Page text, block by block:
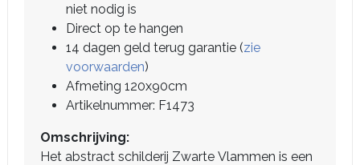
niet nodig is
Direct op te hangen
14 dagen geld terug garantie (zie
voorwaarden)
Afmeting 120x90cm
Artikelnummer: F1473
Omschrijving:
Het abstract schilderij Zwarte Vlammen is een